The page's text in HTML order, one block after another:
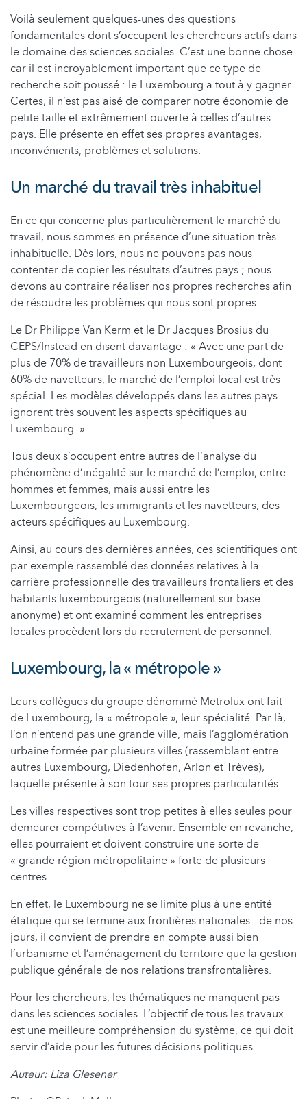
Voilà seulement quelques-unes des questions
fondamentales dont s’occupent les chercheurs actifs dans
le domaine des sciences sociales. C’est une bonne chose
car il est incroyablement important que ce type de
recherche soit poussé : le Luxembourg a tout à y gagner.
Certes, il n’est pas aisé de comparer notre économie de
petite taille et extrêmement ouverte à celles d’autres
pays. Elle présente en effet ses propres avantages,
inconvénients, problèmes et solutions.
Un marché du travail très inhabituel
En ce qui concerne plus particulièrement le marché du
travail, nous sommes en présence d’une situation très
inhabituelle. Dès lors, nous ne pouvons pas nous
contenter de copier les résultats d’autres pays ; nous
devons au contraire réaliser nos propres recherches afin
de résoudre les problèmes qui nous sont propres.
Le Dr Philippe Van Kerm et le Dr Jacques Brosius du
CEPS/Instead en disent davantage : « Avec une part de
plus de 70% de travailleurs non Luxembourgeois, dont
60% de navetteurs, le marché de l’emploi local est très
spécial. Les modèles développés dans les autres pays
ignorent très souvent les aspects spécifiques au
Luxembourg. »
Tous deux s’occupent entre autres de l‘analyse du
phénomène d’inégalité sur le marché de l’emploi, entre
hommes et femmes, mais aussi entre les
Luxembourgeois, les immigrants et les navetteurs, des
acteurs spécifiques au Luxembourg.
Ainsi, au cours des dernières années, ces scientifiques ont
par exemple rassemblé des données relatives à la
carrière professionnelle des travailleurs frontaliers et des
habitants luxembourgeois (naturellement sur base
anonyme) et ont examiné comment les entreprises
locales procèdent lors du recrutement de personnel.
Luxembourg, la « métropole »
Leurs collègues du groupe dénommé Metrolux ont fait
de Luxembourg, la « métropole », leur spécialité. Par là,
l’on n’entend pas une grande ville, mais l’agglomération
urbaine formée par plusieurs villes (rassemblant entre
autres Luxembourg, Diedenhofen, Arlon et Trèves),
laquelle présente à son tour ses propres particularités.
Les villes respectives sont trop petites à elles seules pour
demeurer compétitives à l’avenir. Ensemble en revanche,
elles pourraient et doivent construire une sorte de
« grande région métropolitaine » forte de plusieurs
centres.
En effet, le Luxembourg ne se limite plus à une entité
étatique qui se termine aux frontières nationales : de nos
jours, il convient de prendre en compte aussi bien
l’urbanisme et l’aménagement du territoire que la gestion
publique générale de nos relations transfrontalières.
Pour les chercheurs, les thématiques ne manquent pas
dans les sciences sociales. L’objectif de tous les travaux
est une meilleure compréhension du système, ce qui doit
servir d’aide pour les futures décisions politiques.
Auteur: Liza Glesener